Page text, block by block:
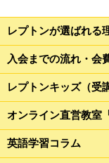
レプトンが選ばれる
入会までの流れ・会
レプトンキッズ（受
オンライン直営教室
英語学習コラム